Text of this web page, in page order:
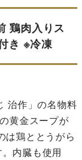
鶏肉入りス
き ※冷凍
治作」の名物料
黄金スープが
は鶏ととうがら
内臓も使用